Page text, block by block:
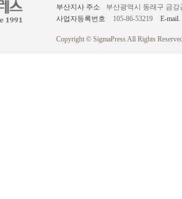
부산지사 주소
부산광역시 동래구 금강
사업자등록번호
105-86-53219 E-mail.
Copyright © SigmaPress All Rights